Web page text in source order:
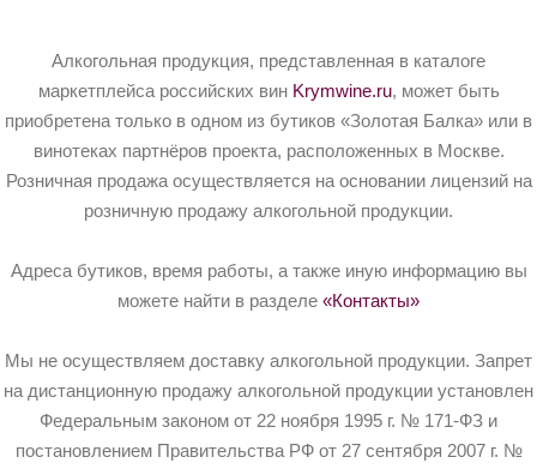
Алкогольная продукция, представленная в каталоге
маркетплейса российских вин Krymwine.ru, может быть
приобретена только в одном из бутиков «Золотая Балка» или в
винотеках партнёров проекта, расположенных в Москве.
Розничная продажа осуществляется на основании лицензий на
розничную продажу алкогольной продукции.
Адреса бутиков, время работы, а также иную информацию вы
можете найти в разделе «Контакты»
Мы не осуществляем доставку алкогольной продукции. Запрет
на дистанционную продажу алкогольной продукции установлен
Федеральным законом от 22 ноября 1995 г. № 171-ФЗ и
постановлением Правительства РФ от 27 сентября 2007 г. №